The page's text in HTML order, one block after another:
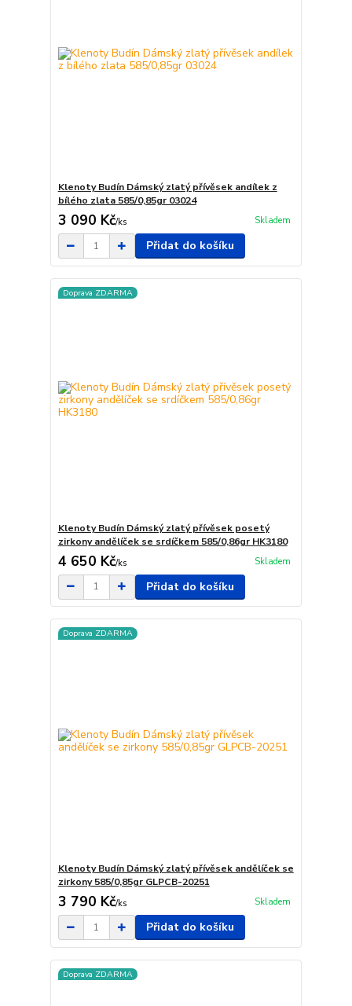
Klenoty Budín Dámský zlatý přívěsek andílek z
bílého zlata 585/0,85gr 03024
3 090 Kč/ks Skladem
Přidat do košíku
Doprava ZDARMA
Klenoty Budín Dámský zlatý přívěsek posetý
zirkony andělíček se srdíčkem 585/0,86gr HK3180
4 650 Kč/ks Skladem
Přidat do košíku
Doprava ZDARMA
Klenoty Budín Dámský zlatý přívěsek andělíček se
zirkony 585/0,85gr GLPCB-20251
3 790 Kč/ks Skladem
Přidat do košíku
Doprava ZDARMA